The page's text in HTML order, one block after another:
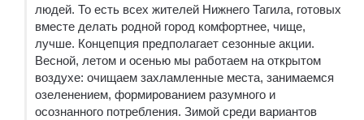
людей. То есть всех жителей Нижнего Тагила, готовых
вместе делать родной город комфортнее, чище,
лучше. Концепция предполагает сезонные акции.
Весной, летом и осенью мы работаем на открытом
воздухе: очищаем захламленные места, занимаемся
озеленением, формированием разумного и
осознанного потребления. Зимой среди вариантов